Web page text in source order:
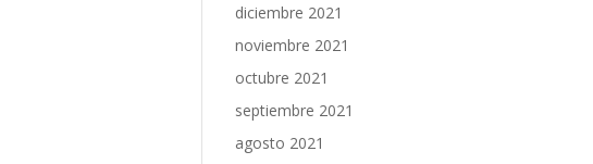
diciembre 2021
noviembre 2021
octubre 2021
septiembre 2021
agosto 2021